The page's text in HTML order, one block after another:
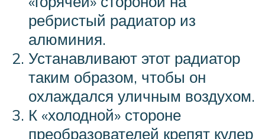
ребристый радиатор из
алюминия.
Устанавливают этот радиатор
таким образом, чтобы он
охлаждался уличным воздухом.
К «холодной» стороне
преобразователей крепят кулер